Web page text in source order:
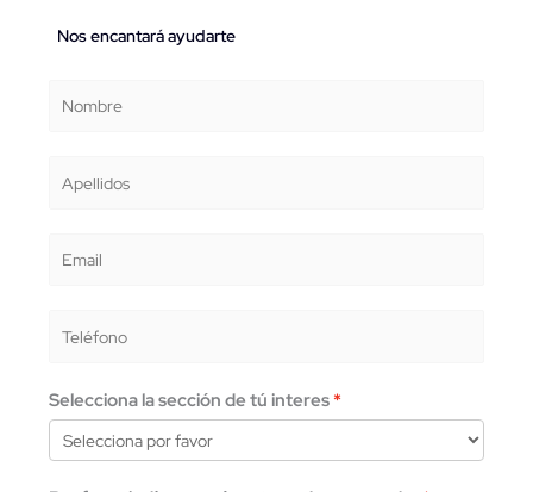
Nos encantará ayudarte
Selecciona la sección de tú interes